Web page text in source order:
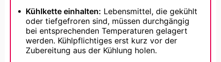
Kühlkette einhalten: Lebensmittel, die gekühlt
oder tiefgefroren sind, müssen durchgängig
bei entsprechenden Temperaturen gelagert
werden. Kühlpflichtiges erst kurz vor der
Zubereitung aus der Kühlung holen.